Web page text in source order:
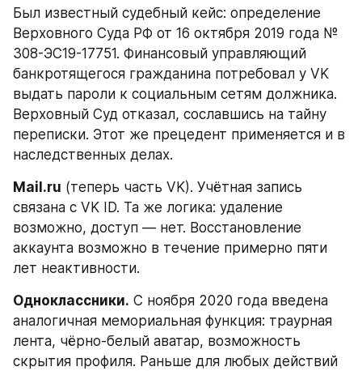
Был известный судебный кейс: определение
Верховного Суда РФ от 16 октября 2019 года №
308-ЭС19-17751. Финансовый управляющий
банкротящегося гражданина потребовал у VK
выдать пароли к социальным сетям должника.
Верховный Суд отказал, сославшись на тайну
переписки. Этот же прецедент применяется и в
наследственных делах.
Mail.ru (теперь часть VK). Учётная запись
связана с VK ID. Та же логика: удаление
возможно, доступ — нет. Восстановление
аккаунта возможно в течение примерно пяти
лет неактивности.
Одноклассники. С ноября 2020 года введена
аналогичная мемориальная функция: траурная
лента, чёрно-белый аватар, возможность
скрытия профиля. Раньше для любых действий